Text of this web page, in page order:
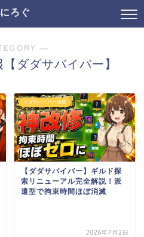
ろぐ
―
ダダサバイバー】
ダダサバイバー攻略
【ダダサバイバー】ギルド探
索リニューアル完全解説！派
遣型で拘束時間ほぼ消滅
2026年7月2日